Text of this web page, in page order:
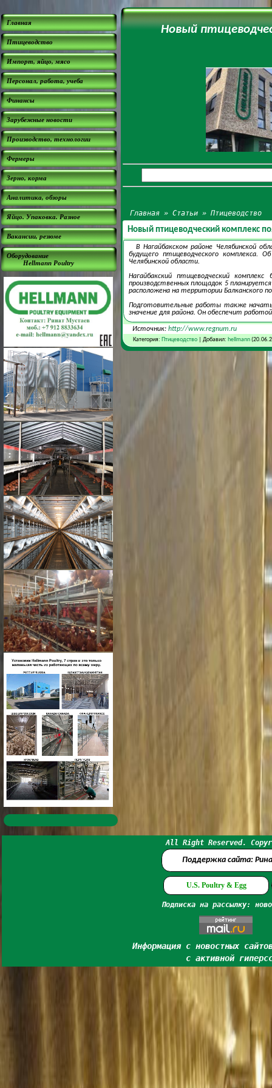
Главная
Птицеводство
Импорт, яйцо, мясо
Персонал, работа, учеба
Финансы
Зарубежные новости
Производство, технологии
Фермеры
Зерно, корма
Аналитика, обзоры
Яйцо. Упаковка. Разное
Вакансии, резюме
Оборудование
Hellmann Poultry
Новый
Главная »Статьи »Птицеводство
Новый птицеводческий комплекс
В Нагайбакском районе Челябинской
будущего птицеводческого комплекса.
Челябинской области.
Нагайбакский птицеводческий
производственных площадок 5
расположена на территории Балканского
Подготовительные работы также
значение для района. Он обеспечит
Источник: http://www.regnum.ru
Категория: Птицеводство| Добавил: hellmann
All Right Reserved.
Поддержка сайта:
U.S. Poultry & Egg
Подписка на рассылку:
Информация с новостных
с активной